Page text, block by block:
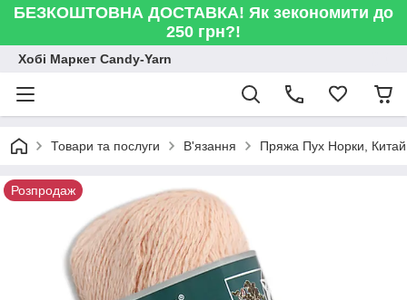
БЕЗКОШТОВНА ДОСТАВКА! Як зекономити до
250 грн?!
Хобі Маркет Candy-Yarn
Товари та послуги В'язання Пряжа Пух Норки, Китай
Розпродаж